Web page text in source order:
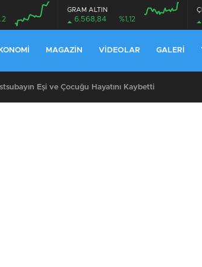
GRAM ALTIN
6.568,84 %1,12
MAGAZIN VIDEOLAR GALERI
Eşi ve Çocuğu Hayatını Kaybetti